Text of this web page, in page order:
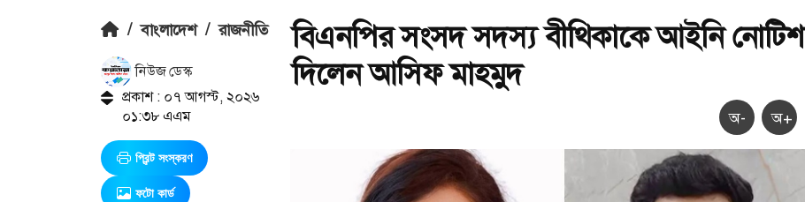
/ বাংলাদেশ / রাজনীতি
নিউজ ডেস্ক
প্রকাশ : ০৭ আগস্ট, ২০২৬
০১:৩৮ এএম
প্রিন্ট সংস্করণ
ফটো কার্ড
বিএনপির সংসদ সদস্য বীথিকাকে আইনি নোটিশ
দিলেন আসিফ মাহমুদ
অ- অ+